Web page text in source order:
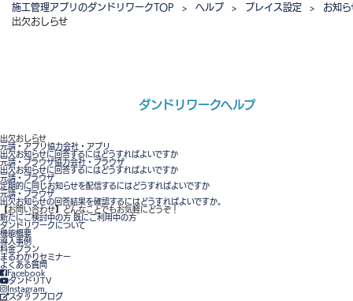
施工管理アプリのダンドリワークTOP > ヘルプ > プレイス設定 >
お知ら
出欠おしらせ
ダンドリワークヘルプ
出欠おしらせ
元請・アプリ 協力会社・アプリ
出欠お知らせに回答するにはどうすればよいですか
元請・ブラウザ協力会社・ブラウザ
出欠お知らせに回答するにはどうすればよいですか
元請・ブラウザ
定期的に同じお知らせを配信するにはどうすればよいですか
元請・ブラウザ
出欠お知らせの回答結果を確認するにはどうすればよいですか。
【お問い合わせ】 どんなことでもお気軽にどうぞ！
新たにご検討中の方 既にご利用中の方
ダンドリワークについて
機能概要
導入事例
料金プラン
まるわかりセミナー
よくある質問
Facebook
ダンドリTV
Instagram
スタッフブログ